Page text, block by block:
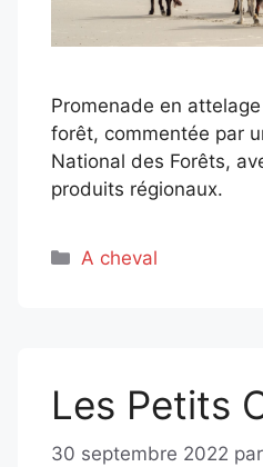
Promenade en
forêt, commentée par
National des Forêts,
produits régionaux.
Catégories
A cheval
Les Petits
30 septembre 2022 par